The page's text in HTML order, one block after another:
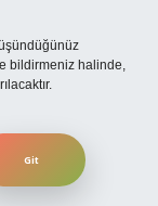
bildirmeniz halinde,